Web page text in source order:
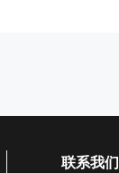
联系我们